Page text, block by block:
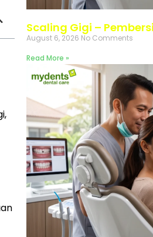
Scaling Gigi –
August 6, 2026 No Comments
Read More »